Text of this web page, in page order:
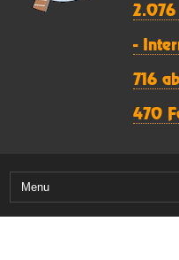
2.076
-
716
470